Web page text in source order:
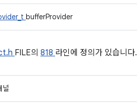
bufferProvider
FILE의 818 라인에 정의가 있습니다.
널